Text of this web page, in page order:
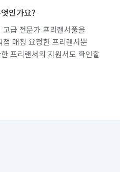
인가요?
급 전문가 프리랜서풀을
매칭 요청한 프리랜서뿐
프리랜서의 지원서도 확인할